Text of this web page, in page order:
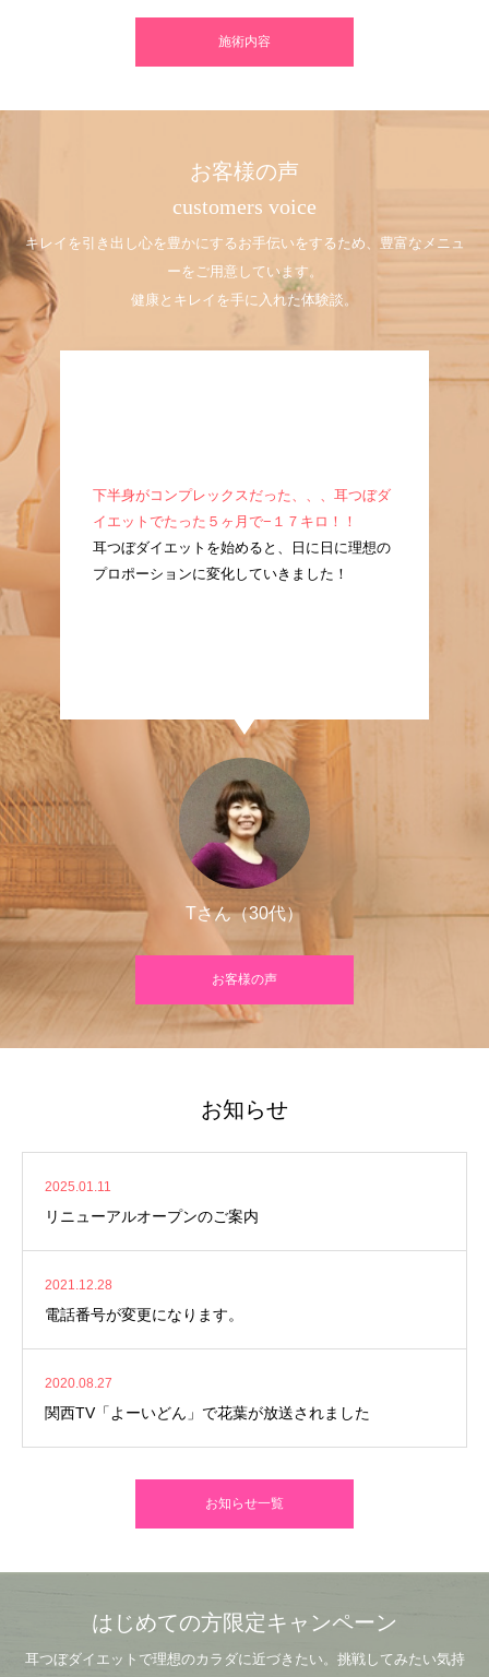
施術内容
お客様の声
customers voice
キレイを引き出し心を豊かにするお手伝いをするため、豊富なメニュ
ーをご用意しています。
健康とキレイを手に入れた体験談。
つ
痩
下半身がコンプレックスだった、、、耳つぼダ
イエットでたった５ヶ月で−１７キロ！！
耳つぼダイエットを始めると、日に日に理想の
プロポーションに変化していきました！
Tさん（30代）
お客様の声
お知らせ
2025.01.11
リニューアルオープンのご案内
2021.12.28
電話番号が変更になります。
2020.08.27
関西TV「よーいどん」で花葉が放送されました
お知らせ一覧
はじめての方限定キャンペーン
耳つぼダイエットで理想のカラダに近づきたい。挑戦してみたい気持